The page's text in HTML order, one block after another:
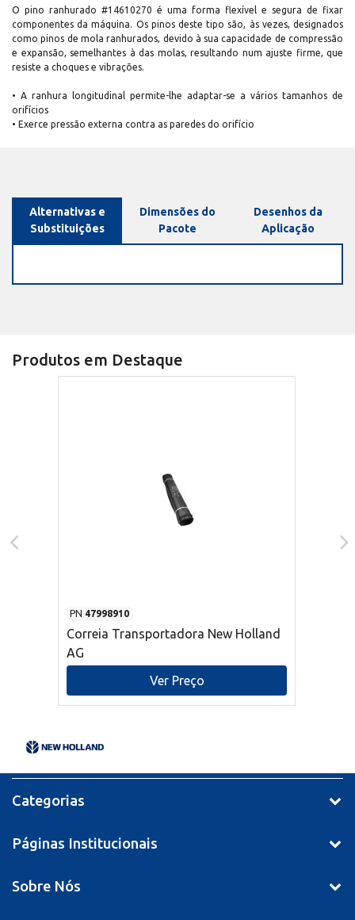
O pino ranhurado #14610270 é uma forma flexível e segura de fixar
componentes da máquina. Os pinos deste tipo são, às vezes, designados
como pinos de mola ranhurados, devido à sua capacidade de compressão
e expansão, semelhantes à das molas, resultando num ajuste firme, que
resiste a choques e vibrações.
• A ranhura longitudinal permite-lhe adaptar-se a vários tamanhos de
orifícios
• Exerce pressão externa contra as paredes do orifício
Alternativas e
Substituições
Dimensões do
Pacote
Desenhos da
Aplicação
Produtos em Destaque
PN 47998910
Correia Transportadora New Holland
AG
Ver Preço
Categorias
Páginas Institucionais
Sobre Nós